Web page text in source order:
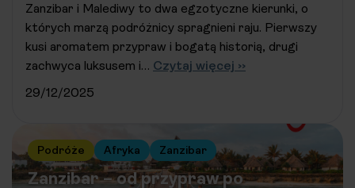
Zanzibar i Malediwy to dwa egzotyczne kierunki, o
których marzą podróżnicy spragnieni raju. Pierwszy
kusi aromatem przypraw i bogatą historią, drugi
zachwyca luksusem i… Czytaj więcej ››
29/12/2025
Podróże Afryka Zanzibar
Zanzibar – od przypraw po